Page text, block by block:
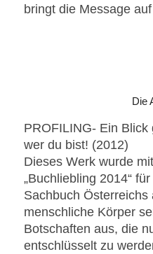
bringt die Message
Die
PROFILING- Ein
wer du bist! (2012)
Dieses Werk wurde
„Buchliebling 2014“
Sachbuch
menschliche Körper
Botschaften aus, die
entschlüsselt zu